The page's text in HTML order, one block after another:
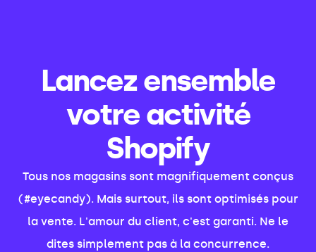
Lancez ensemble
votre activité
Shopify
Tous nos magasins sont magnifiquement conçus
(#eyecandy). Mais surtout, ils sont optimisés pour
la vente. L'amour du client, c'est garanti. Ne le
dites simplement pas à la concurrence.